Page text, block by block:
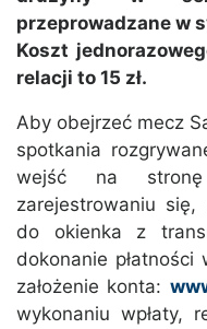
przeprowadzane w
Koszt
relacji to 15 zł.
Aby obejrzeć mecz
spotkania
wejść na
zarejestrowaniu
do okienka z
dokonanie płatności
założenie konta:
wykonaniu wpłaty,